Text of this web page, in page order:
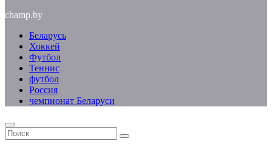
champ.by
Беларусь
Хоккей
Футбол
Теннис
футбол
Россия
чемпионат Беларуси